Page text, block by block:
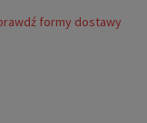
płatności
formy dostawy